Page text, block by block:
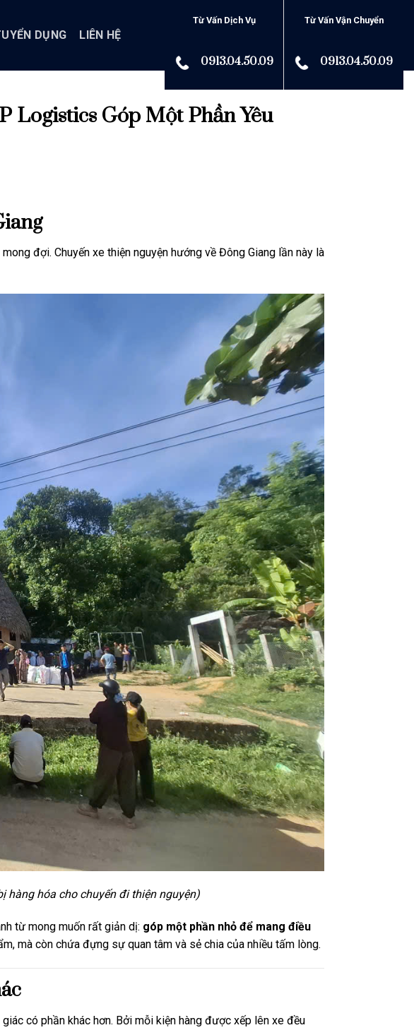
DỤNG LIÊN HỆ
Từ Vấn Dịch Vụ
0913.04.50.09
Từ Vấn Vận Chuyển
0913.04.50.09
Logistics Góp Một Phần Yêu
đợi. Chuyến xe thiện nguyện hướng về Đông Giang lần này là
đi thiện nguyện)
từ mong muốn rất giản dị: góp một phần nhỏ để mang điều
mà còn chứa đựng sự quan tâm và sẻ chia của nhiều tấm lòng.
có phần khác hơn. Bởi mỗi kiện hàng được xếp lên xe đều